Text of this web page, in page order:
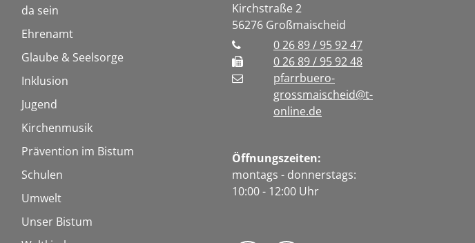
da sein
Ehrenamt
Glaube & Seelsorge
Inklusion
Jugend
Kirchenmusik
Prävention im Bistum
Schulen
Umwelt
Unser Bistum
Kirchstraße 2
56276 Großmaischeid
0 26 89 / 95 92 47
0 26 89 / 95 92 48
pfarrbuero-
grossmaischeid@t-
online.de
Öffnungszeiten:
montags - donnerstags:
10:00 - 12:00 Uhr